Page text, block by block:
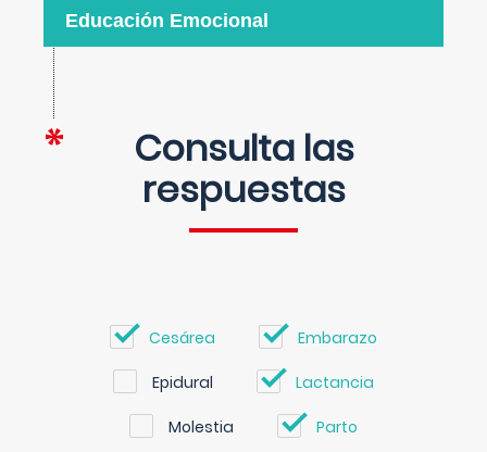
Educación Emocional
Consulta las
respuestas
Cesárea Embarazo
Epidural Lactancia
Molestia Parto